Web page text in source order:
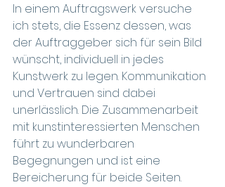
In einem Auftragswerk versuche
ich stets, die Essenz dessen, was
der Auftraggeber sich für sein Bild
wünscht, individuell in jedes
Kunstwerk zu legen. Kommunikation
und Vertrauen sind dabei
unerlässlich. Die Zusammenarbeit
mit kunstinteressierten Menschen
führt zu wunderbaren
Begegnungen und ist eine
Bereicherung für beide Seiten.